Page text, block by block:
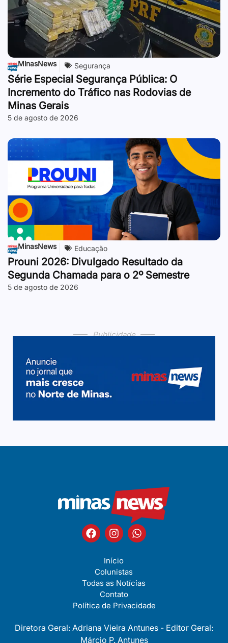
MinasNews Segurança
Série Especial Segurança Pública: O
Incremento do Tráfico nas Rodovias de
Minas Gerais
5 de agosto de 2026
MinasNews Educação
Prouni 2026: Divulgado Resultado da
Segunda Chamada para o 2º Semestre
5 de agosto de 2026
Publicidade
Início
Colunistas
Todas as Notícias
Contato
Política de Privacidade
Diretora Geral: Adriana Vieira Antunes - Editor Geral:
Márcio P. Antunes